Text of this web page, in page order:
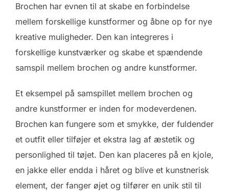
Brochen har evnen til at skabe en forbindelse
mellem forskellige kunstformer og åbne op for nye
kreative muligheder. Den kan integreres i
forskellige kunstværker og skabe et spændende
samspil mellem brochen og andre kunstformer.
Et eksempel på samspillet mellem brochen og
andre kunstformer er inden for modeverdenen.
Brochen kan fungere som et smykke, der fuldender
et outfit eller tilføjer et ekstra lag af æstetik og
personlighed til tøjet. Den kan placeres på en kjole,
en jakke eller endda i håret og blive et kunstnerisk
element, der fanger øjet og tilfører en unik stil til